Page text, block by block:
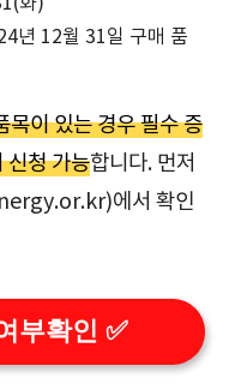
년 12월 31일 구매 품
목이 있는 경우 필수 증
신청 가능합니다. 먼저
에서 확인
부확인 ✅